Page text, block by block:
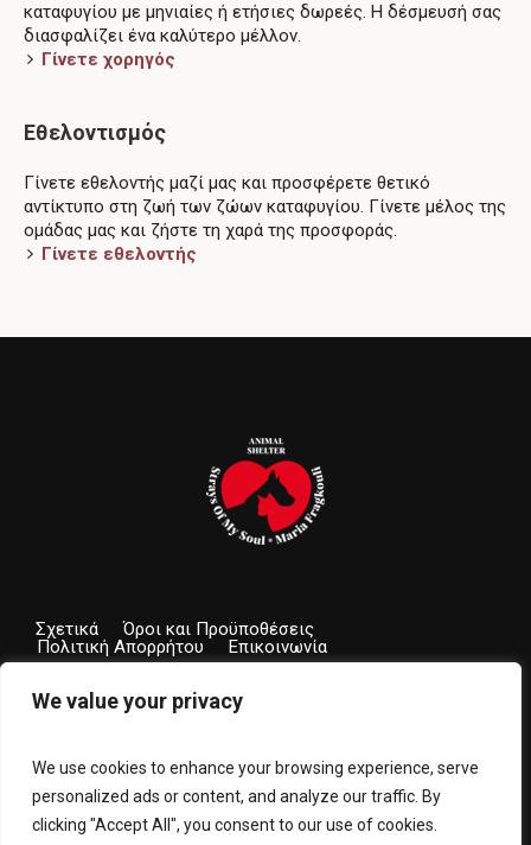
We value your privacy
We use cookies to enhance your browsing experience, serve
personalized ads or content, and analyze our traffic. By
clicking "Accept All", you consent to our use of cookies.
καταφυγίου με μηνιαίες ή ετήσιες δωρεές. Η δέσμευσή σας
διασφαλίζει ένα καλύτερο μέλλον.
Γίνετε χορηγός
Εθελοντισμός
Γίνετε εθελοντής μαζί μας και προσφέρετε θετικό
αντίκτυπο στη ζωή των ζώων καταφυγίου. Γίνετε μέλος της
ομάδας μας και ζήστε τη χαρά της προσφοράς.
Γίνετε εθελοντής
Σχετικά
Όροι και Προϋποθέσεις
Πολιτική Απορρήτου
Επικοινωνία
Privacy Policy| Strays of my soul - Maria Fragkouli © 2023 /